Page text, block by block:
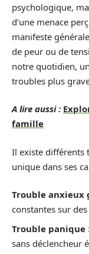
psychologique,
d’une menace
manifeste
de peur ou de
notre quotidien,
troubles plus
A lire aussi :
famille
Il existe différents
unique dans ses
Trouble anxieux
constantes sur
Trouble panique
sans déclencheur